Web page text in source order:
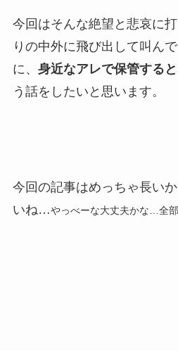
今回はそんな絶望と悲哀に
りの中外に飛び出して叫ん
に、 身近なアレで保管する
う話をしたいと思います。
今回の記事はめっちゃ長い
いね…やっべーな大丈夫かな…全